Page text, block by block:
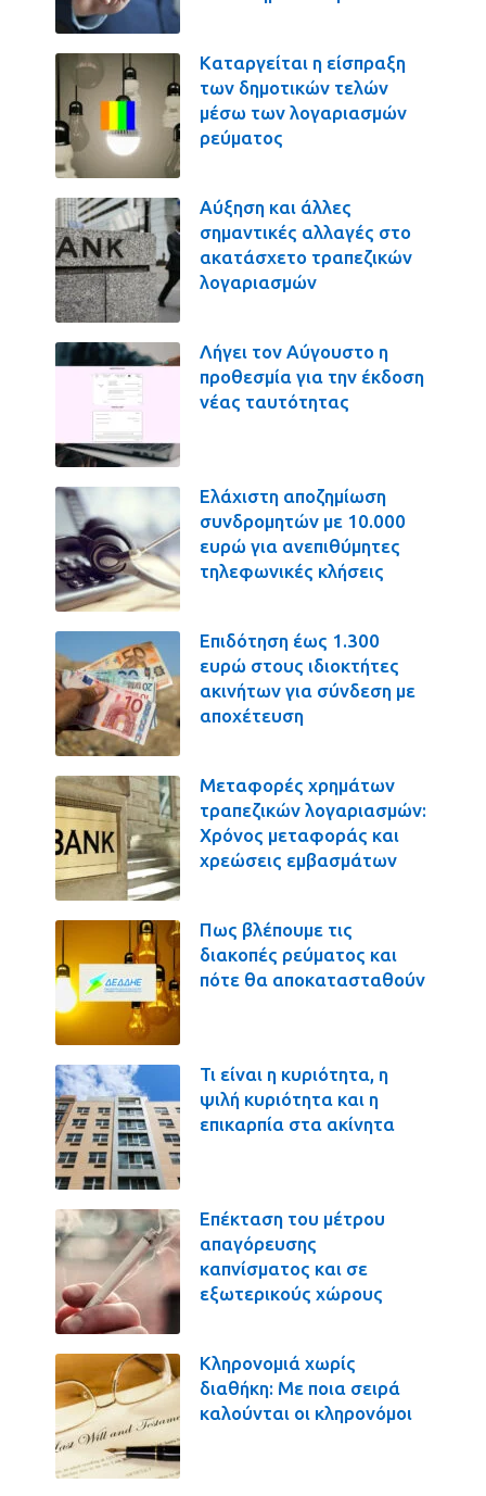
Καταργείται η είσπραξη
των δημοτικών τελών
μέσω των λογαριασμών
ρεύματος
Αύξηση και άλλες
σημαντικές αλλαγές στο
ακατάσχετο τραπεζικών
λογαριασμών
Λήγει τον Αύγουστο η
προθεσμία για την έκδοση
νέας ταυτότητας
Ελάχιστη αποζημίωση
συνδρομητών με 10.000
ευρώ για ανεπιθύμητες
τηλεφωνικές κλήσεις
Επιδότηση έως 1.300
ευρώ στους ιδιοκτήτες
ακινήτων για σύνδεση με
αποχέτευση
Μεταφορές χρημάτων
τραπεζικών λογαριασμών:
Χρόνος μεταφοράς και
χρεώσεις εμβασμάτων
Πως βλέπουμε τις
διακοπές ρεύματος και
πότε θα αποκατασταθούν
Τι είναι η κυριότητα, η
ψιλή κυριότητα και η
επικαρπία στα ακίνητα
Επέκταση του μέτρου
απαγόρευσης
καπνίσματος και σε
εξωτερικούς χώρους
Κληρονομιά χωρίς
διαθήκη: Με ποια σειρά
καλούνται οι κληρονόμοι